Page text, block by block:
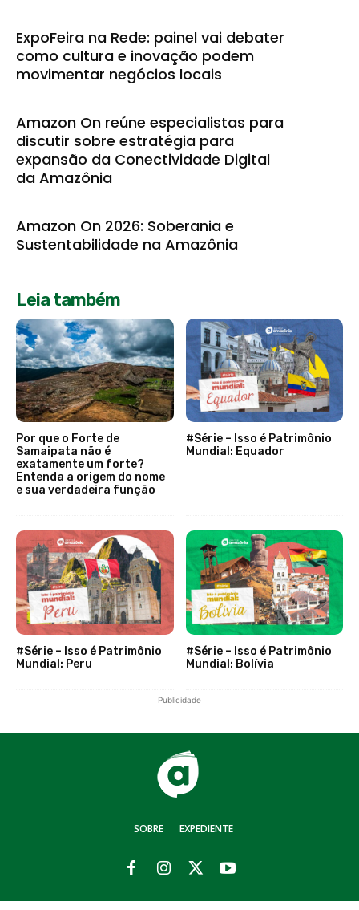
ExpoFeira na Rede: painel vai debater
como cultura e inovação podem
movimentar negócios locais
Amazon On reúne especialistas para
discutir sobre estratégia para
expansão da Conectividade Digital
da Amazônia
Amazon On 2026: Soberania e
Sustentabilidade na Amazônia
Leia também
Por que o Forte de
Samaipata não é
exatamente um forte?
Entenda a origem do nome
e sua verdadeira função
#Série – Isso é Patrimônio
Mundial: Equador
#Série – Isso é Patrimônio
Mundial: Peru
#Série – Isso é Patrimônio
Mundial: Bolívia
Publicidade
SOBRE EXPEDIENTE